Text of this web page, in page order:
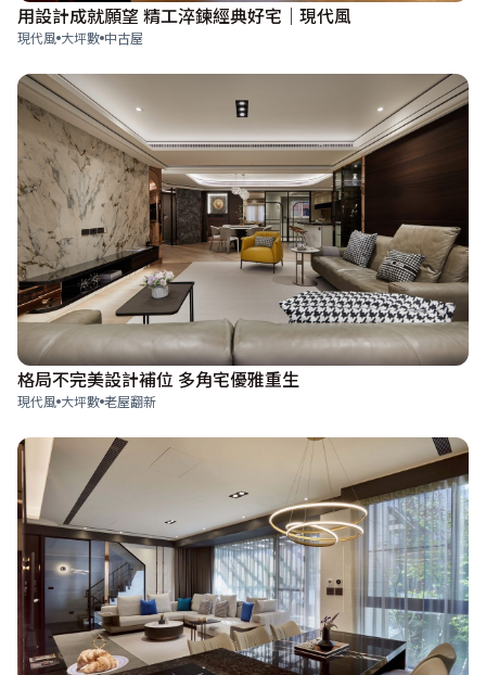
用設計成就願望 精工淬鍊經典好宅｜現代風
現代風 大坪數 中古屋
格局不完美設計補位 多角宅優雅重生
現代風 大坪數 老屋翻新